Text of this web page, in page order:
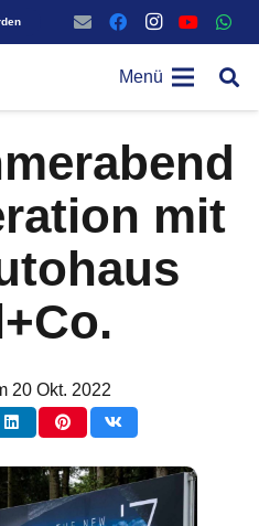
Menü
mit
20 Okt. 2022